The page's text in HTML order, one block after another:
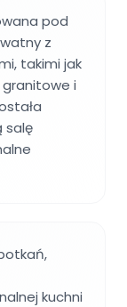
pod
z
takimi jak
i
salę
kuchni